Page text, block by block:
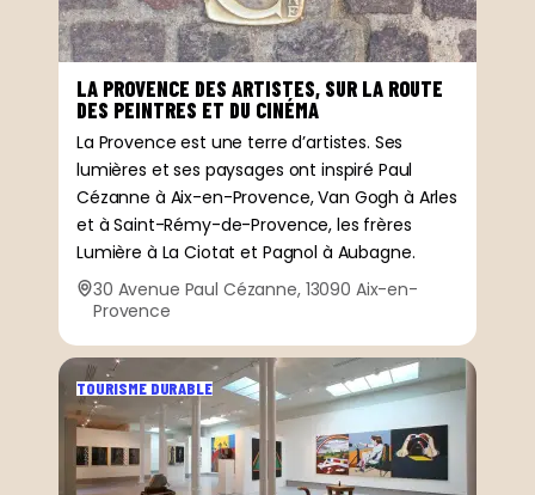
LA PROVENCE DES ARTISTES, SUR LA ROUTE
DES PEINTRES ET DU CINÉMA
La Provence est une terre d’artistes. Ses
lumières et ses paysages ont inspiré Paul
Cézanne à Aix-en-Provence, Van Gogh à Arles
et à Saint-Rémy-de-Provence, les frères
Lumière à La Ciotat et Pagnol à Aubagne.
30 Avenue Paul Cézanne, 13090 Aix-en-
Provence
TOURISME DURABLE